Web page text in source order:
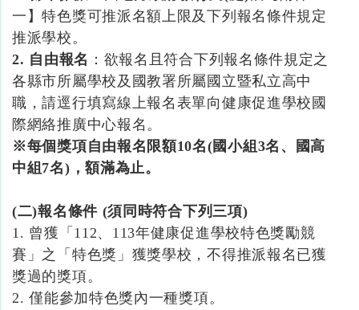
一】特色獎可推派名額上限及下列報名條件規定
推派學校。
2. 自由報名 ：欲報名且符合下列報名條件規定之
各縣市所屬學校及國教署所屬國立暨私立高中
職，請逕行填寫線上報名表單向健康促進學校國
際網絡推廣中心報名。
※每個獎項自由報名限額10名(國小組3名、國高
中組7名)，額滿為止。
(二)報名條件(須同時符合下列三項)
1. 曾獲「112、113年健康促進學校特色獎勵競
賽」之「特色獎」獲獎學校，不得推派報名已獲
獎過的獎項。
2.僅能參加特色獎內一種獎項。